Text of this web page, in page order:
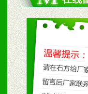
2、根据
3、根据
保产品顺
4、根据